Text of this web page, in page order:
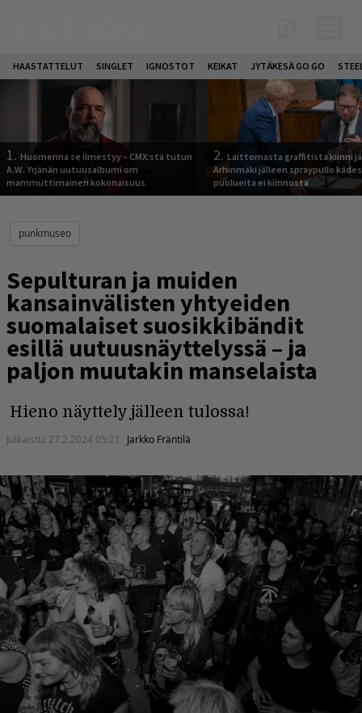
HAASTATTELUT SINGLET IGNOSTOT KEIKAT JYTÄKESÄ GO GO
1. Huomenna se ilmestyy – CMX:stä tutun
A.W. Yrjänän uutuusalbumi om
mammuttimainen kokonaisuus
2. Laittomasta graffitista kiinni
Arhinmäki jälleen spraypullo
puolueita ei kiinnosta
punkmuseo
Sepulturan ja muiden
kansainvälisten yhtyeiden
suomalaiset suosikkibändit
esillä uutuusnäyttelyssä – ja
paljon muutakin manselaista
Hieno näyttely jälleen tulossa!
Julkaistu: 27.2.2024 05:21 Jarkko Fräntilä